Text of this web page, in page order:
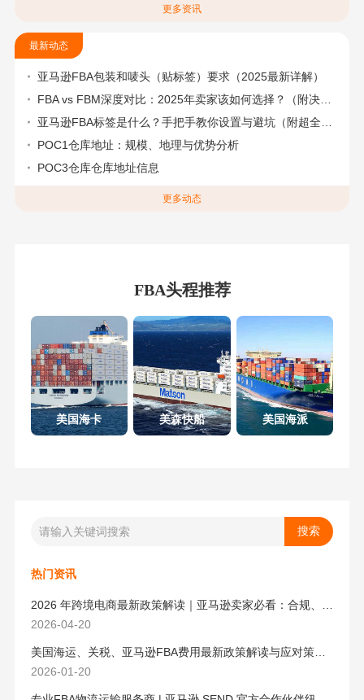
更多资讯
最新动态
亚马逊FBA包装和唛头（贴标签）要求（2025最新详解）
FBA vs FBM深度对比：2025年卖家该如何选择？（附决策流程图）
亚马逊FBA标签是什么？手把手教你设置与避坑（附超全指南）
POC1仓库地址：规模、地理与优势分析
POC3仓库仓库地址信息
更多动态
FBA头程推荐
美国海卡 美森快船 美国海派
热门资讯
2026-04-20
美国海运、关税、亚马逊FBA费用最新政策解读与应对策略（2026版）
2026-01-20